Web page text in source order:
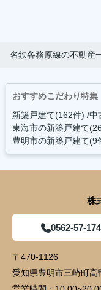
名鉄各務原線の不動産
おすすめこだわり特集
新築戸建て(162件) 中
東海市の新築戸建て
豊明市の新築戸建て(9
株
0562-57-
〒470-1126
愛知県豊明市三崎町高